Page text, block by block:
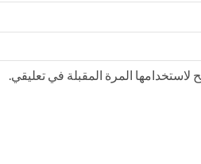
المرة المقبلة في تعليقي.